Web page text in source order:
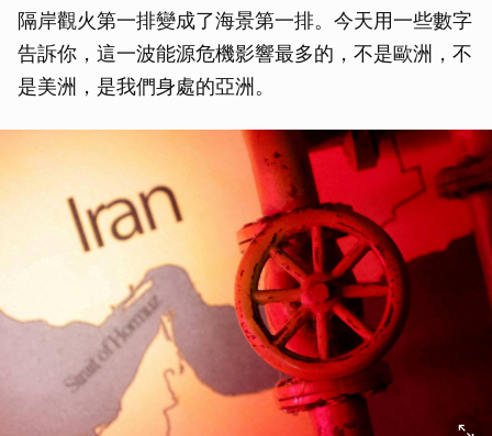
隔岸觀火第一排變成了海景第一排。今天用一些數字
告訴你，這一波能源危機影響最多的，不是歐洲，不
是美洲，是我們身處的亞洲。